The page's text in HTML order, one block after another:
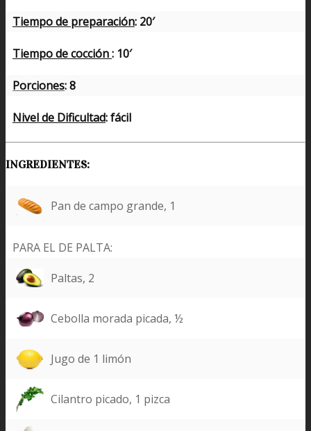
Tiempo de preparación: 20′
Tiempo de cocción: 10′
Porciones: 8
Nivel de Dificultad: fácil
INGREDIENTES:
Pan de campo grande, 1
PARA EL DE PALTA:
Paltas, 2
Cebolla morada picada, ½
Jugo de 1 limón
Cilantro picado, 1 pizca